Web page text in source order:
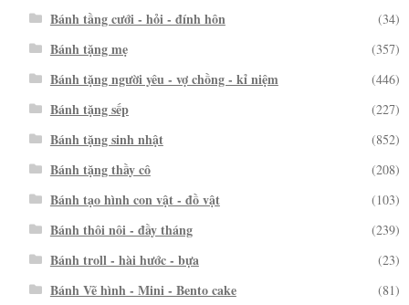
Bánh tầng cưới - hỏi - đính hôn (34)
Bánh tặng mẹ (357)
Bánh tặng người yêu - vợ chồng - kỉ niệm (446)
Bánh tặng sếp (227)
Bánh tặng sinh nhật (852)
Bánh tặng thầy cô (208)
Bánh tạo hình con vật - đồ vật (103)
Bánh thôi nôi - đầy tháng (239)
Bánh troll - hài hước - bựa (23)
Bánh Vẽ hình - Mini - Bento cake (81)